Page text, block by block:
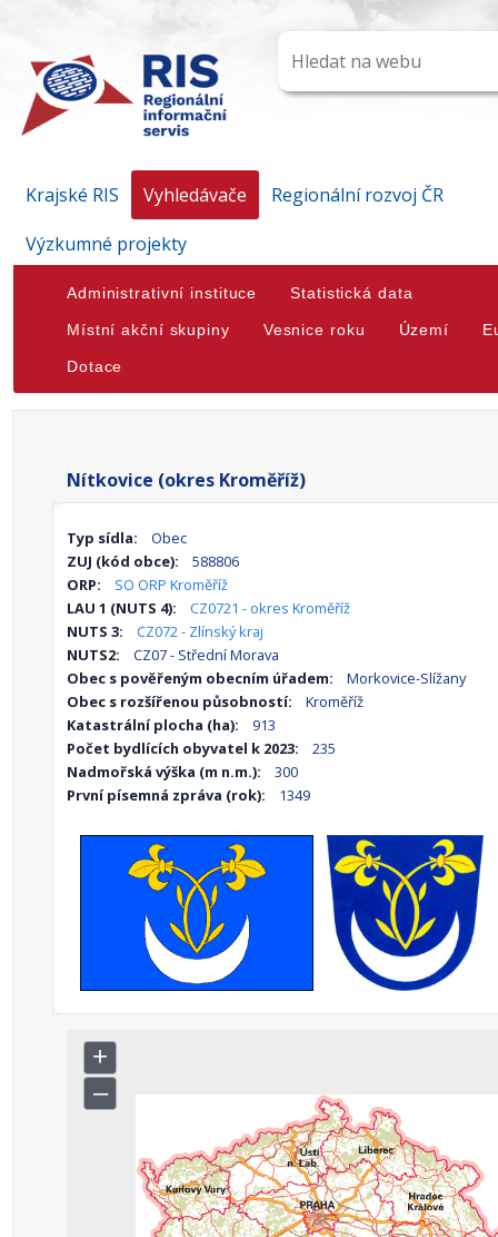
Krajské RIS Vyhledávače
Regionální rozvoj ČR
Výzkumné projekty
Administrativní instituce Statistická data
Místní akční skupiny Vesnice roku Území
Dotace
Nítkovice (okres Kroměříž)
Typ sídla:
Obec
ZUJ (kód obce):
588806
ORP:
SO ORP Kroměříž
LAU 1 (NUTS 4):
CZ0721 - okres Kroměříž
NUTS 3:
CZ072 - Zlínský kraj
NUTS2:
CZ07 - Střední Morava
Obec s pověřeným obecním úřadem:
Morkovice-Slížany
Obec s rozšířenou působností:
Kroměříž
Katastrální plocha (ha):
913
Počet bydlících obyvatel k 2023:
235
Nadmořská výška (m n.m.):
300
První písemná zpráva (rok):
1349